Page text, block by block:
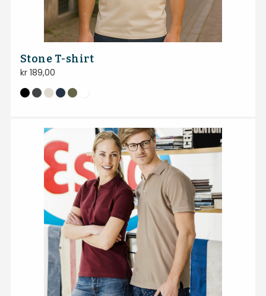
Stone T-shirt
kr189,00